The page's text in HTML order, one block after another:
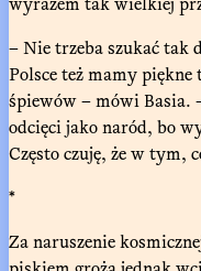
– Nie trzeba szukać tak
Polsce też mamy
śpiewów – mówi Basia.
odcięci jako naród, bo
Często czuję, że w tym,
*
Za naruszenie